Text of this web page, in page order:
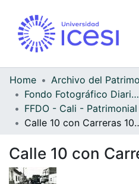
Home
Fondo Fotográfico Diario Occidente
FFDO - Cali - Patrimonial
Calle 10
Calle 10 con